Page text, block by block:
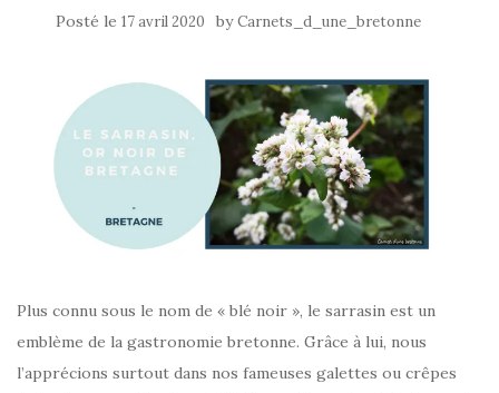
Posté le 17 avril 2020 byCarnets_d_une_bretonne
Plus connu sous le nom de « blé noir », le sarrasin est un
emblème de la gastronomie bretonne. Grâce à lui, nous
l’apprécions surtout dans nos fameuses galettes ou crêpes